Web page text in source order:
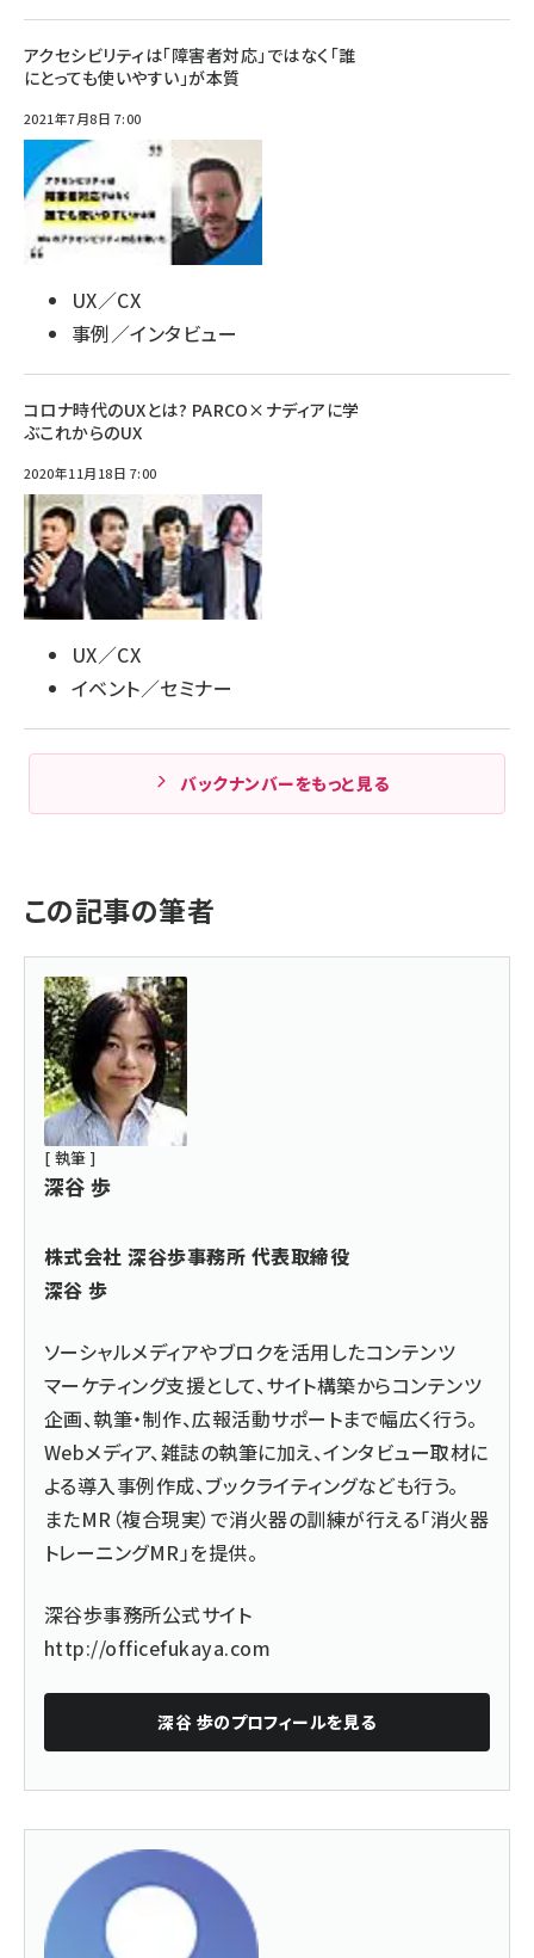
アクセシビリティは「障害者対応」ではなく「誰
にとっても使いやすい」が本質
2021年7月8日 7:00
UX／CX
事例／インタビュー
コロナ時代のUXとは? PARCO×ナディアに学
ぶこれからのUX
2020年11月18日 7:00
UX／CX
イベント／セミナー
バックナンバーをもっと見る
この記事の筆者
[ 執筆 ]
深谷 歩
株式会社 深谷歩事務所 代表取締役
深谷 歩
ソーシャルメディアやブロクを活用したコンテンツ
マーケティング支援として、サイト構築からコンテンツ
企画、執筆・制作、広報活動サポートまで幅広く行う。
Webメディア、雑誌の執筆に加え、インタビュー取材に
よる導入事例作成、ブックライティングなども行う。
またMR（複合現実）で消火器の訓練が行える「消火器
トレーニングMR」を提供。
深谷歩事務所公式サイト
http://officefukaya.com
深谷 歩のプロフィールを見る